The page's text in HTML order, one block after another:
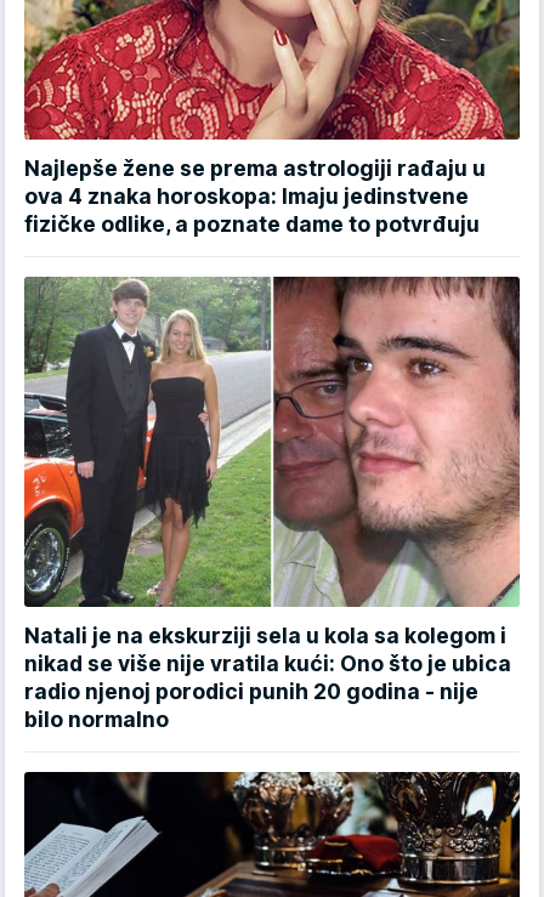
Najlepše žene se prema astrologiji rađaju u
ova 4 znaka horoskopa: Imaju jedinstvene
fizičke odlike, a poznate dame to potvrđuju
Natali je na ekskurziji sela u kola sa kolegom i
nikad se više nije vratila kući: Ono što je ubica
radio njenoj porodici punih 20 godina - nije
bilo normalno